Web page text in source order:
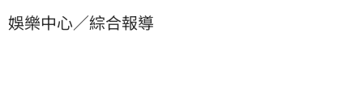
大與政大研究所，宣告洗心革面回歸校園。昔日戰友境
娛樂中心／綜合報導